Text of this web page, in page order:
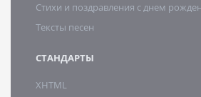
Стихи и поздравления с днем
Тексты песен
СТАНДАРТЫ
XHTML